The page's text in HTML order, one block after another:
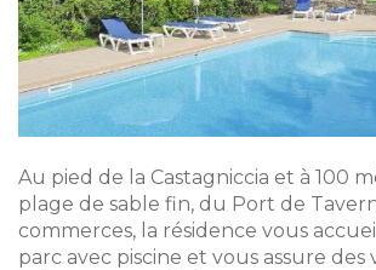
Au pied de la Castagniccia et à 100
plage de sable fin, du Port de
commerces, la résidence vous
parc avec piscine et vous assure des